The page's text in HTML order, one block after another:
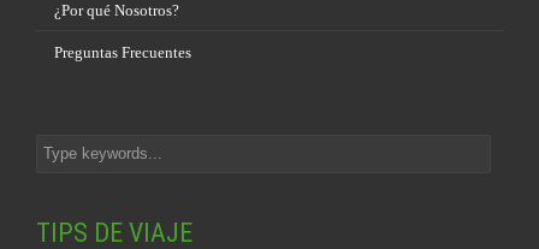
¿Por qué Nosotros?
Preguntas Frecuentes
TIPS DE VIAJE